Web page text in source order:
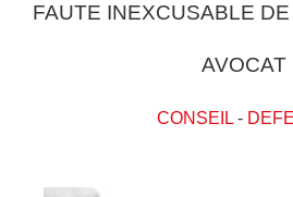
FAUTE INEXCUSABLE DE
AVOCAT
CONSEIL-